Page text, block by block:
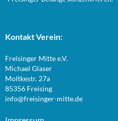
Kontakt Verein:
Freisinger Mitte e.V.
Michael Glaser
Moltkestr. 27a
85356 Freising
info@freisinger-mitte.de